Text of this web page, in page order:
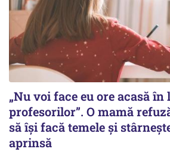
„Nu voi face eu ore acasă în
profesorilor”. O mamă
să își facă temele și
aprinsă